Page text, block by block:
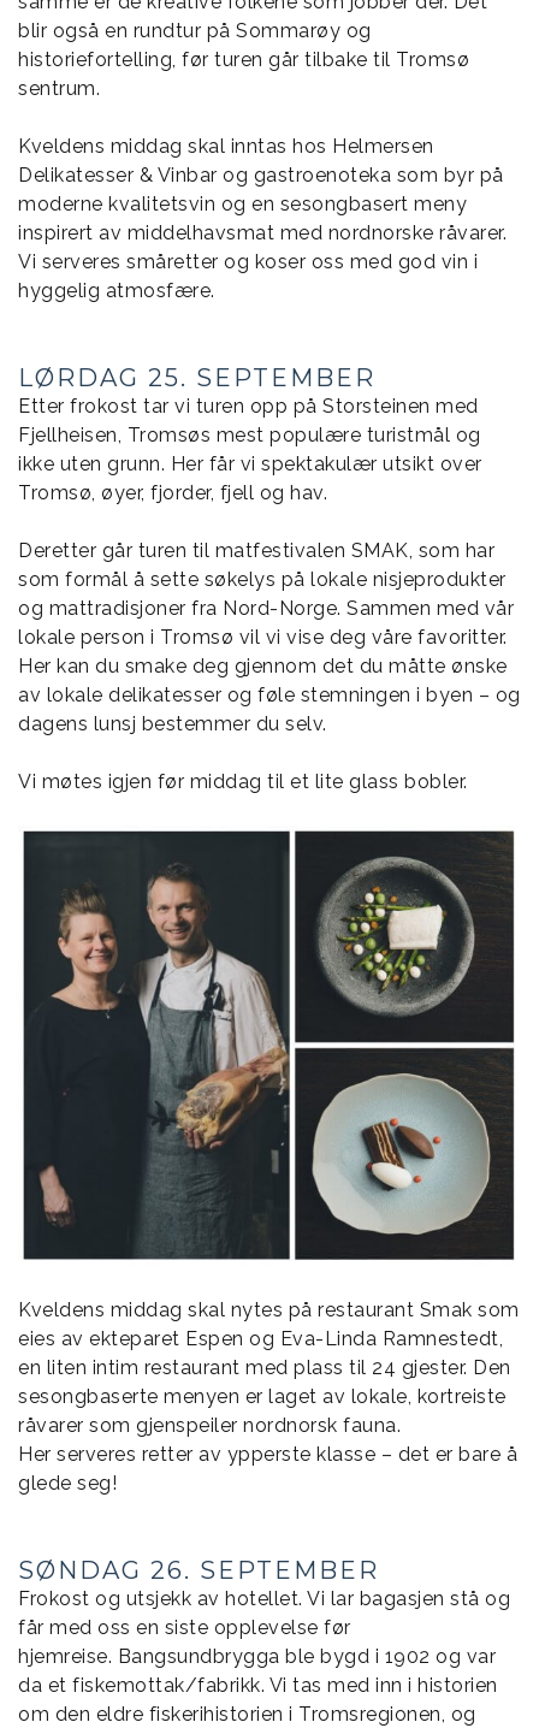
blir også en rundtur på Sommarøy og
historiefortelling, før turen går tilbake til Tromsø
sentrum.
Kveldens middag skal inntas hos Helmersen
Delikatesser & Vinbar og gastroenoteka som byr på
moderne kvalitetsvin og en sesongbasert meny
inspirert av middelhavsmat med nordnorske råvarer.
Vi serveres småretter og koser oss med god vin i
hyggelig atmosfære.
LØRDAG 25. SEPTEMBER
Etter frokost tar vi turen opp på Storsteinen med
Fjellheisen, Tromsøs mest populære turistmål og
ikke uten grunn. Her får vi spektakulær utsikt over
Tromsø, øyer, fjorder, fjell og hav.
Deretter går turen til matfestivalen SMAK, som har
som formål å sette søkelys på lokale nisjeprodukter
og mattradisjoner fra Nord-Norge. Sammen med vår
lokale person i Tromsø vil vi vise deg våre favoritter.
Her kan du smake deg gjennom det du måtte ønske
av lokale delikatesser og føle stemningen i byen – og
dagens lunsj bestemmer du selv.
Vi møtes igjen før middag til et lite glass bobler.
Kveldens middag skal nytes på restaurant Smak som
eies av ekteparet Espen og Eva-Linda Ramnestedt,
en liten intim restaurant med plass til 24 gjester. Den
sesongbaserte menyen er laget av lokale, kortreiste
råvarer som gjenspeiler nordnorsk fauna.
Her serveres retter av ypperste klasse – det er bare å
glede seg!
SØNDAG 26. SEPTEMBER
Frokost og utsjekk av hotellet. Vi lar bagasjen stå og
får med oss en siste opplevelse før
hjemreise. Bangsundbrygga ble bygd i 1902 og var
da et fiskemottak/fabrikk. Vi tas med inn i historien
om den eldre fiskerihistorien i Tromsregionen, og